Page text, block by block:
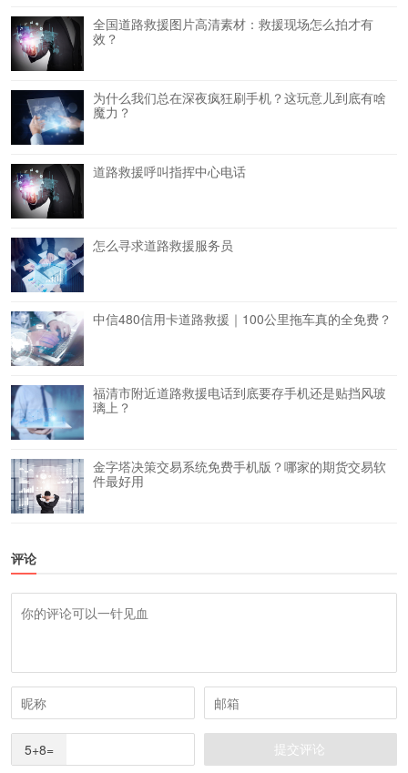
全国道路救援图片高清素材：救援现场怎么拍才有
效？
为什么我们总在深夜疯狂刷手机？这玩意儿到底有啥
魔力？
道路救援呼叫指挥中心电话
怎么寻求道路救援服务员
中信480信用卡道路救援｜100公里拖车真的全免费？
福清市附近道路救援电话到底要存手机还是贴挡风玻
璃上？
金字塔决策交易系统免费手机版？哪家的期货交易软
件最好用
评论
5+8=